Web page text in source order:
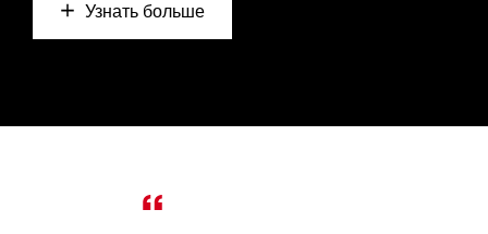
Узнать больше